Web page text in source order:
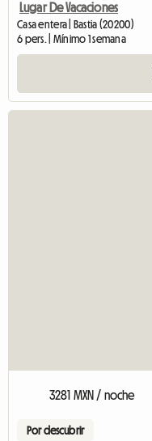
Lugar De Vacaciones
Casa entera | Bastia (20200)
6 pers. | Mínimo 1 semana
3281 MXN / noche
Por descubrir